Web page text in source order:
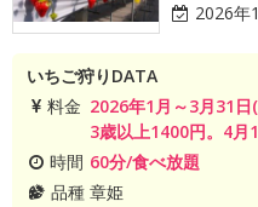
2026年
いちご狩りDATA
料金 2026年1月～3月31日
3歳以上1400円。4月
時間 60分/食べ放題
品種 章姫